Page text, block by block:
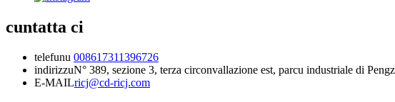
cuntatta ci
telefunu 008617311396726
indirizzuN° 389, sezione 3, terza circonvallazione est, parcu industriale di
E-MAILricj@cd-ricj.com